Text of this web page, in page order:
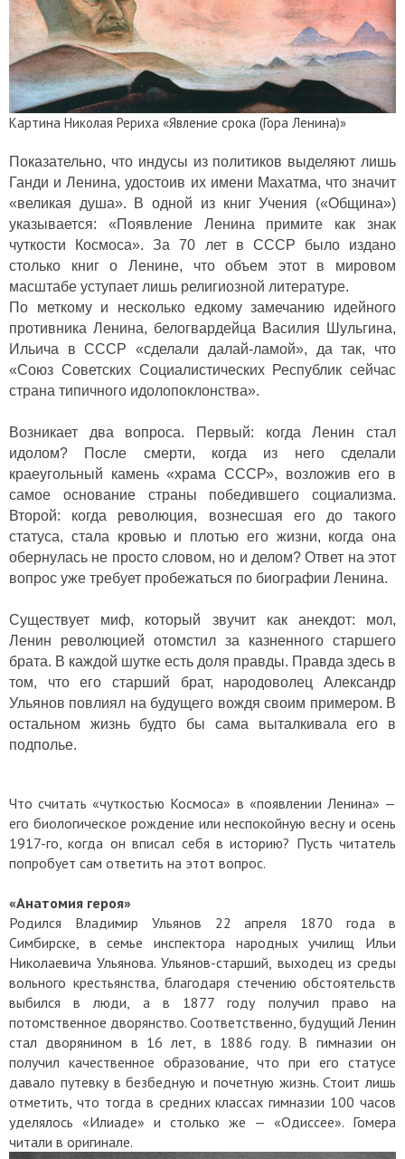
Картина Николая Рериха «Явление срока (Гора Ленина)»
Показательно, что индусы из политиков выделяют лишь
Ганди и Ленина, удостоив их имени Махатма, что значит
«великая душа». В одной из книг Учения («Община»)
указывается: «Появление Ленина примите как знак
чуткости Космоса». За 70 лет в СССР было издано
столько книг о Ленине, что объем этот в мировом
масштабе уступает лишь религиозной литературе.
По меткому и несколько едкому замечанию идейного
противника Ленина, белогвардейца Василия Шульгина,
Ильича в СССР «сделали далай-ламой», да так, что
«Союз Советских Социалистических Республик сейчас
страна типичного идолопоклонства».
Возникает два вопроса. Первый: когда Ленин стал
идолом? После смерти, когда из него сделали
краеугольный камень «храма СССР», возложив его в
самое основание страны победившего социализма.
Второй: когда революция, вознесшая его до такого
статуса, стала кровью и плотью его жизни, когда она
обернулась не просто словом, но и делом? Ответ на этот
вопрос уже требует пробежаться по биографии Ленина.
Существует миф, который звучит как анекдот: мол,
Ленин революцией отомстил за казненного старшего
брата. В каждой шутке есть доля правды. Правда здесь в
том, что его старший брат, народоволец Александр
Ульянов повлиял на будущего вождя своим примером. В
остальном жизнь будто бы сама выталкивала его в
подполье.
Что считать «чуткостью Космоса» в «появлении Ленина» —
его биологическое рождение или неспокойную весну и осень
1917-го, когда он вписал себя в историю? Пусть читатель
попробует сам ответить на этот вопрос.
«Анатомия героя»
Родился Владимир Ульянов 22 апреля 1870 года в
Симбирске, в семье инспектора народных училищ Ильи
Николаевича Ульянова. Ульянов-старший, выходец из среды
вольного крестьянства, благодаря стечению обстоятельств
выбился в люди, а в 1877 году получил право на
потомственное дворянство. Соответственно, будущий Ленин
стал дворянином в 16 лет, в 1886 году. В гимназии он
получил качественное образование, что при его статусе
давало путевку в безбедную и почетную жизнь. Стоит лишь
отметить, что тогда в средних классах гимназии 100 часов
уделялось «Илиаде» и столько же — «Одиссее». Гомера
читали в оригинале.